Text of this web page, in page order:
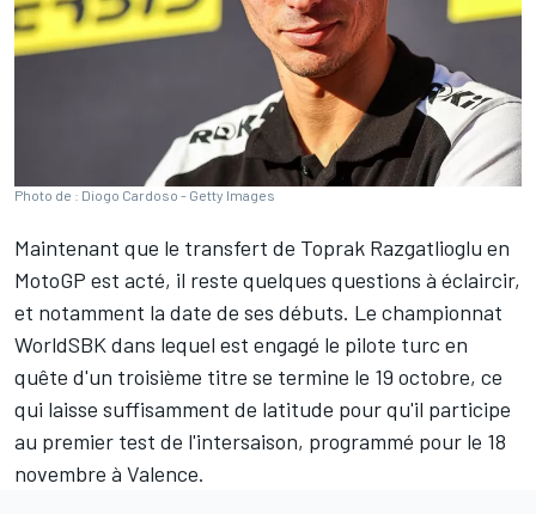
Photo de : Diogo Cardoso - Getty Images
Maintenant que le transfert de Toprak Razgatlioglu en
MotoGP est acté, il reste quelques questions à éclaircir,
et notamment la date de ses débuts. Le championnat
WorldSBK dans lequel est engagé le pilote turc en
quête d'un troisième titre se termine le 19 octobre, ce
qui laisse suffisamment de latitude pour qu'il participe
au premier test de l'intersaison, programmé pour le 18
novembre à Valence.